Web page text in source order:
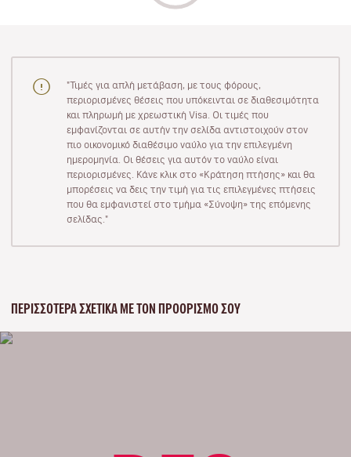
"Τιμές για απλή μετάβαση, με τους φόρους,
περιορισμένες θέσεις που υπόκεινται σε διαθεσιμότητα
και πληρωμή με χρεωστική Visa. Οι τιμές που
εμφανίζονται σε αυτήν την σελίδα αντιστοιχούν στον
πιο οικονομικό διαθέσιμο ναύλο για την επιλεγμένη
ημερομηνία. Οι θέσεις για αυτόν το ναύλο είναι
περιορισμένες. Κάνε κλικ στο «Κράτηση πτήσης» και θα
μπορέσεις να δεις την τιμή για τις επιλεγμένες πτήσεις
που θα εμφανιστεί στο τμήμα «Σύνοψη» της επόμενης
σελίδας."
ΠΕΡΙΣΣΌΤΕΡΑ ΣΧΕΤΙΚΆ ΜΕ ΤΟΝ ΠΡΟΟΡΙΣΜΌ ΣΟΥ